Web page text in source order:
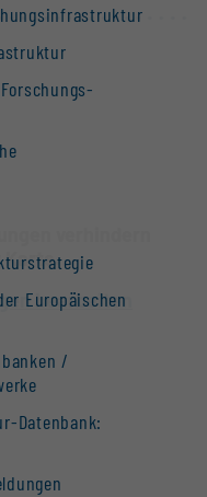
Europäischen
/
Datenbank:
verhindern
Karte.
bearbeiten